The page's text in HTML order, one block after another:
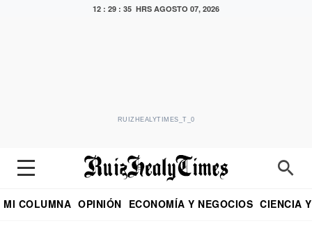
12 : 29 : 36 HRS AGOSTO 07, 2026
RUIZHEALYTIMES_T_0
MI COLUMNA OPINIÓN ECONOMÍA Y NEGOCIOS CIENCIA